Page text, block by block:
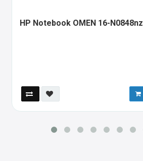
HP Notebook OMEN 16-N0848nz